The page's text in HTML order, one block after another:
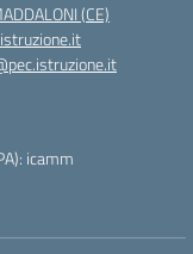
(CE)
icamm